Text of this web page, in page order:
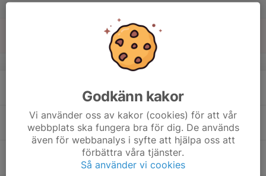
v.20
Godkänn kakor
Vi använder oss av kakor (cookies) för att vår
webbplats ska fungera bra för dig. De används
även för webbanalys i syfte att hjälpa oss att
förbättra våra tjänster.
Så använder vi cookies